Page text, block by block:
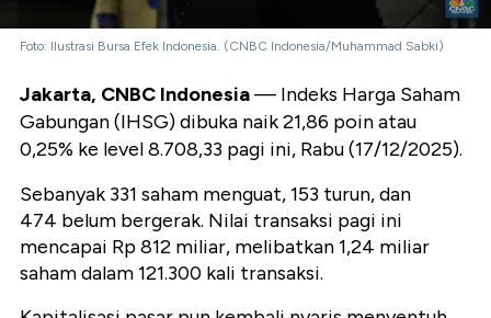
Foto: Ilustrasi Bursa Efek Indonesia. (CNBC Indonesia/Muhammad Sabki)
Jakarta, CNBC Indonesia— Indeks Harga Saham
Gabungan (IHSG) dibuka naik 21,86 poin atau
0,25% ke level 8.708,33 pagi ini, Rabu (17/12/2025).
Sebanyak 331 saham menguat, 153 turun, dan
474 belum bergerak. Nilai transaksi pagi ini
mencapai Rp 812 miliar, melibatkan 1,24 miliar
saham dalam 121.300 kali transaksi.